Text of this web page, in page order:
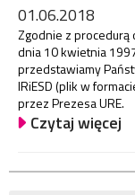
01.06.2018
Zgodnie z
dnia 10 kwietnia
przedstawiamy
IRiESD (plik w
przez Prezesa URE.
Czytaj więcej